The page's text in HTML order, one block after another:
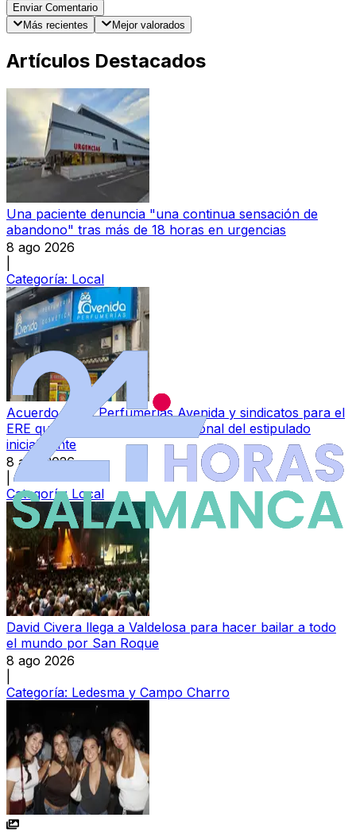
Enviar Comentario
Más recientes
Mejor valorados
Artículos Destacados
Una paciente denuncia "una continua sensación de
abandono" tras más de 18 horas en urgencias
8 ago 2026
Categoría: Local
Acuerdo entre Perfumerías Avenida y sindicatos para el
ERE que afectará a menos personal del estipulado
inicialmente
8 ago 2026
Categoría: Local
David Civera llega a Valdelosa para hacer bailar a todo
el mundo por San Roque
8 ago 2026
Categoría: Ledesma y Campo Charro